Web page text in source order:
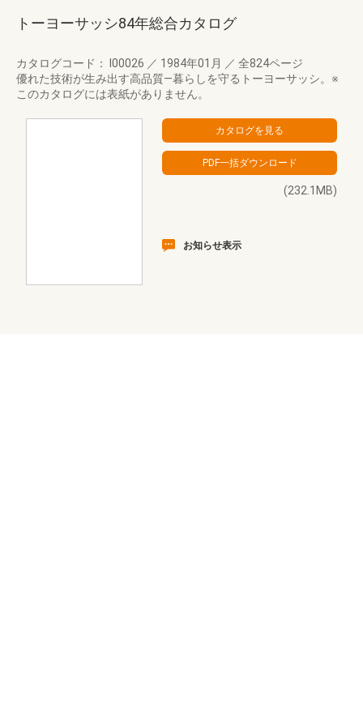
トーヨーサッシ84年総合カタログ
カタログコード： I00026 ／ 1984年01月 ／ 全824ページ
優れた技術が生み出す高品質―暮らしを守るトーヨーサッシ。※
このカタログには表紙がありません。
(232.1MB)
お知らせ表示